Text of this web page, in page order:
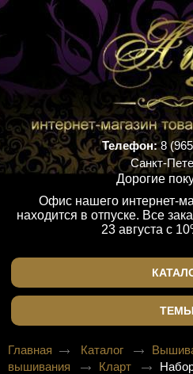
Телефон:8
Санкт-
Дорогие
Офис нашего интернет-
находится в отпуске. Все
23 августа с
ТЕМЫ
Главная Каталог
вышивания
Кларт